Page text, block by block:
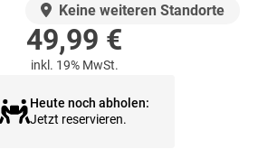
Keine weiteren Standorte
49,99 €
inkl. 19% MwSt.
Heute noch abholen:
Jetzt reservieren.